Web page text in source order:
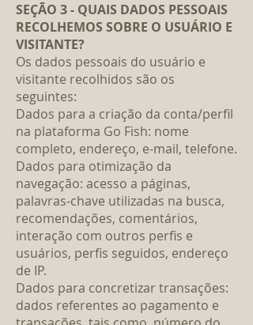
SEÇÃO 3 - QUAIS DADOS PESSOAIS
RECOLHEMOS SOBRE O USUÁRIO E
VISITANTE?
Os dados pessoais do usuário e
visitante recolhidos são os
seguintes:
Dados para a criação da conta/perfil
na plataforma Go Fish: nome
completo, endereço, e-mail, telefone.
Dados para otimização da
navegação: acesso a páginas,
palavras-chave utilizadas na busca,
recomendações, comentários,
interação com outros perfis e
usuários, perfis seguidos, endereço
de IP.
Dados para concretizar transações:
dados referentes ao pagamento e